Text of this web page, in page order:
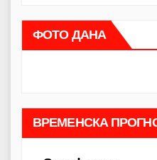
ФОТО ДАНА
ВРЕМЕНСКА